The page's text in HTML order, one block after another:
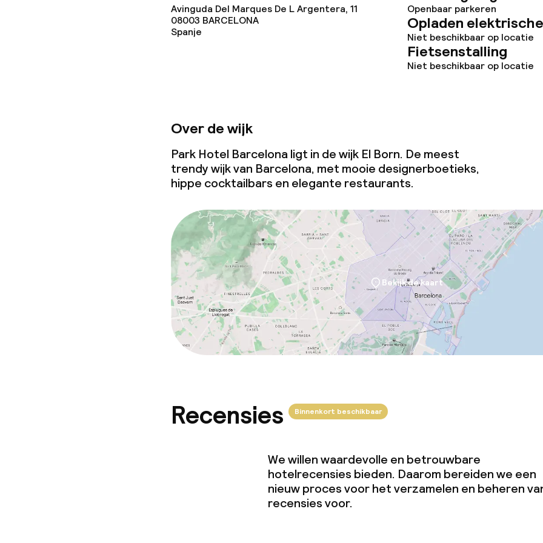
Overal rookvrij
Avinguda Del Marques De L Argentera, 11
08003 BARCELONA
Spanje
Openbaar parkeren
Opladen
Niet beschikbaar op locatie
Fietsenstalling
Niet beschikbaar op locatie
Over de wijk
Park Hotel Barcelona ligt in de wijk El Born. De meest
trendy wijk van Barcelona, met mooie designerboetieks,
hippe cocktailbars en elegante restaurants.
Bekijk de kaart
Recensies Binnenkort beschikbaar
We willen waardevolle en betrouwbare
hotelrecensies bieden. Daarom bereiden we een
nieuw proces voor het verzamelen en beheren
recensies voor.